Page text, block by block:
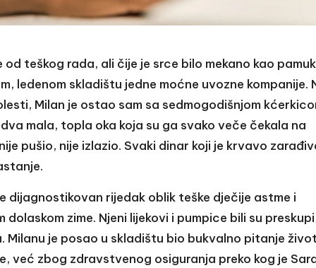
teškog rada, ali čije je srce bilo mekano kao
ledenom skladištu jedne moćne uvozne kompanije.
Milan je ostao sam sa sedmogodišnjom
mala, topla oka koja su ga svako veče čekala na
pušio, nije izlazio. Svaki dinar koji je krvavo
dijagnostikovan rijedak oblik teške dječije astme i
zime. Njeni lijekovi i pumpice bili su
Milanu je posao u skladištu bio bukvalno pitanje
već zbog zdravstvenog osiguranja preko kog je